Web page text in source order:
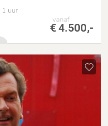
1 uur
vanaf
€ 4.500,-